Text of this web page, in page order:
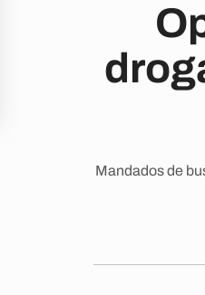
Mandados de